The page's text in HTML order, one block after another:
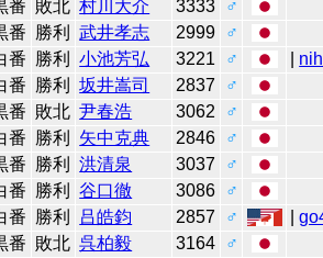
番 敗北 村川大介 3333
♂
番 勝利 武井孝志 2999
♂
番 勝利 小池芳弘 3221 ♂
番 勝利 坂井嵩司 2837
♂
番 敗北 尹春浩 3062
♂
番 勝利 矢中克典 2846
♂
番 勝利 洪清泉 3037
♂
番 勝利 谷口徹 3086
♂
番 勝利 吕皓鈞 2857 ♂ |
番 敗北 呉柏毅 3164
♂